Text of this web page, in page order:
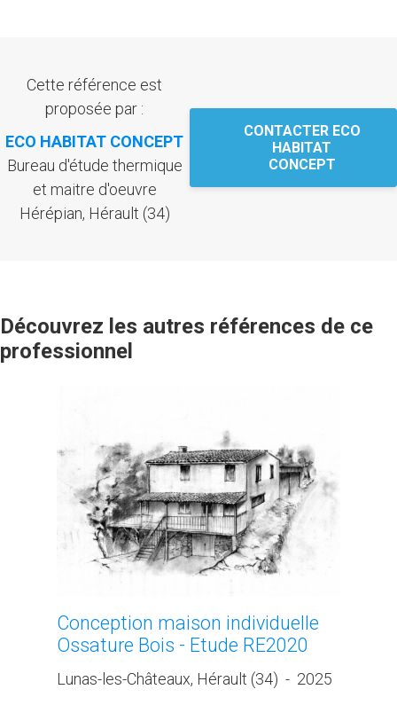
Cette référence est
proposée par :
ECO HABITAT CONCEPT
Bureau d'étude thermique
et maitre d'oeuvre
Hérépian, Hérault (34)
CONTACTER ECO
HABITAT
CONCEPT
Découvrez les autres références de ce
professionnel
Conception maison individuelle
Ossature Bois - Etude RE2020
Lunas-les-Châteaux, Hérault (34) - 2025